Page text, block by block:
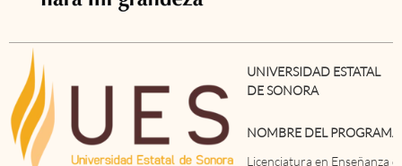
UNIVERSIDAD ESTATAL
DE SONORA
NOMBRE DEL PROGRAMA
Licenciatura en Enseñanza